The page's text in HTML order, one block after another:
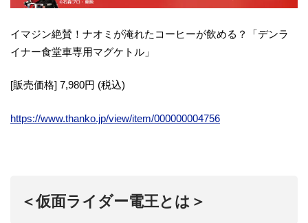
イマジン絶賛！ナオミが淹れたコーヒーが飲める？「デンラ
イナー食堂車専用マグケトル」
[販売価格] 7,980円 (税込)
https://www.thanko.jp/view/item/000000004756
＜仮面ライダー電王とは ＞